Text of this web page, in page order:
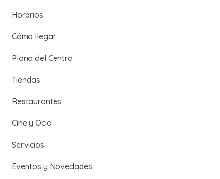
Horarios
Cómo llegar
Plano del Centro
Tiendas
Restaurantes
Cine y Ocio
Servicios
Eventos y Novedades